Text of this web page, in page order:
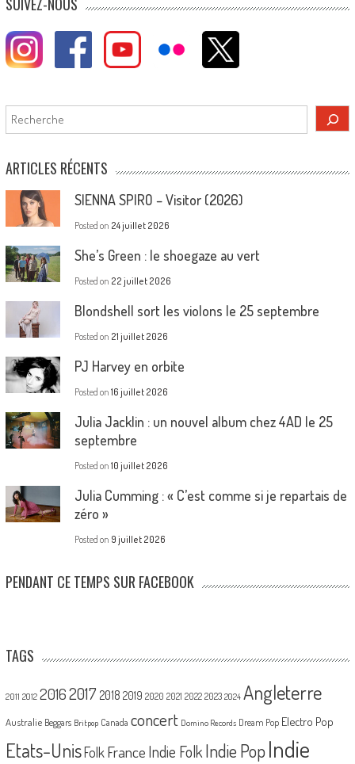
Rechercher
ARTICLES RÉCENTS
SIENNA SPIRO – Visitor (2026)
Posted on 24 juillet 2026
She’s Green : le shoegaze au vert
Posted on 22 juillet 2026
Blondshell sort les violons le 25 septembre
Posted on 21 juillet 2026
PJ Harvey en orbite
Posted on 16 juillet 2026
Julia Jacklin : un nouvel album chez 4AD le 25
septembre
Posted on 10 juillet 2026
Julia Cumming : « C’est comme si je repartais de
zéro »
Posted on 9 juillet 2026
PENDANT CE TEMPS SUR FACEBOOK
TAGS
2011 2012 20162017 2018 2019 2020 2021 2022 2023 2024 Angleterre
Australie Beggars Britpop Canada concert Domino Records Dream Pop Electro Pop
Etats-UnisFolk France Indie Folk Indie PopIndie